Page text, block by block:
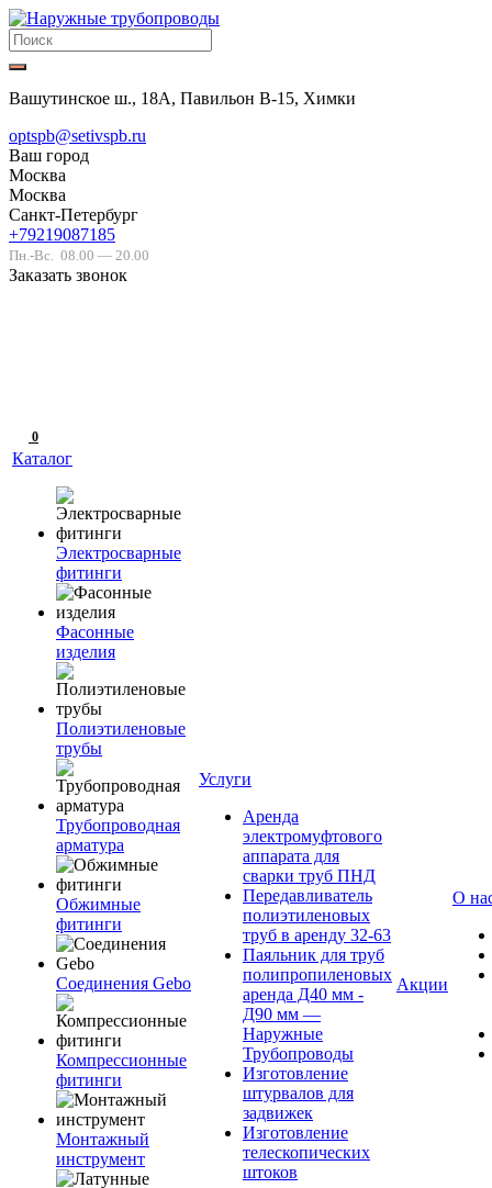
Вашутинское ш., 18А, Павильон В-15, Химки
optspb@setivspb.ru
Ваш город
Москва
Москва
Санкт-Петербург
+79219087185
Пн.-Вс. 08.00 — 20.00
Заказать звонок
0
Каталог
Электросварные
фитинги
Фасонные
изделия
Полиэтиленовые
трубы
Трубопроводная
арматура
Обжимные
фитинги
Соединения Gebo
Компрессионные
фитинги
Монтажный
инструмент
Услуги
Аренда
электромуфтового
аппарата для
сварки труб ПНД
Передавливатель
полиэтиленовых
труб в аренду 32-63
Паяльник для труб
полипропиленовых
аренда Д40 мм -
Д90 мм —
Наружные
Трубопроводы
Изготовление
штурвалов для
задвижек
Изготовление
телескопических
штоков
Акции
О